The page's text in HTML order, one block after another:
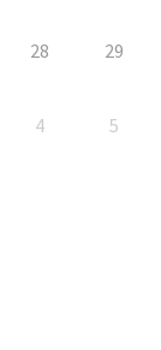
28 29
4 5